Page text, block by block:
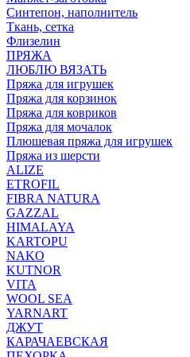
Синтепон, наполнитель
Ткань, сетка
Флизелин
ПРЯЖА
ЛЮБЛЮ ВЯЗАТЬ
Пряжа для игрушек
Пряжа для корзинок
Пряжа для ковриков
Пряжа для мочалок
Плюшевая пряжа для игрушек
Пряжа из шерсти
ALIZE
ETROFIL
FIBRA NATURA
GAZZAL
HIMALAYA
KARTOPU
NAKO
KUTNOR
VITA
WOOL SEA
YARNART
ДЖУТ
КАРАЧАЕВСКАЯ